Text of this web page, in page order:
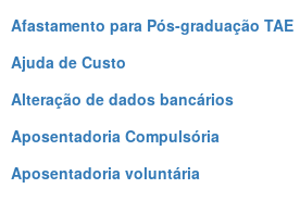
Afastamento para Pós-graduação TAE
Ajuda de Custo
Alteração de dados bancários
Aposentadoria Compulsória
Aposentadoria voluntária